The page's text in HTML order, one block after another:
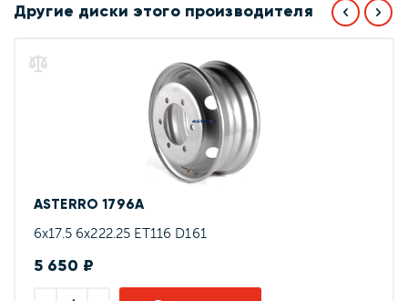
Другие диски этого производителя
ASTERRO 1796A
6x17.5 6x222.25 ET116 D161
5 650 ₽